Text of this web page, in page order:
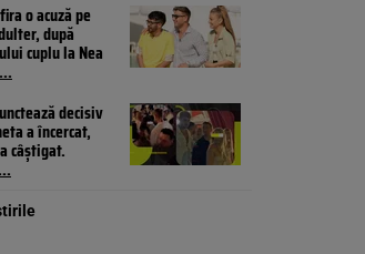
o acuză pe
după
cuplu la Nea
...
decisiv
a încercat,
câștigat.